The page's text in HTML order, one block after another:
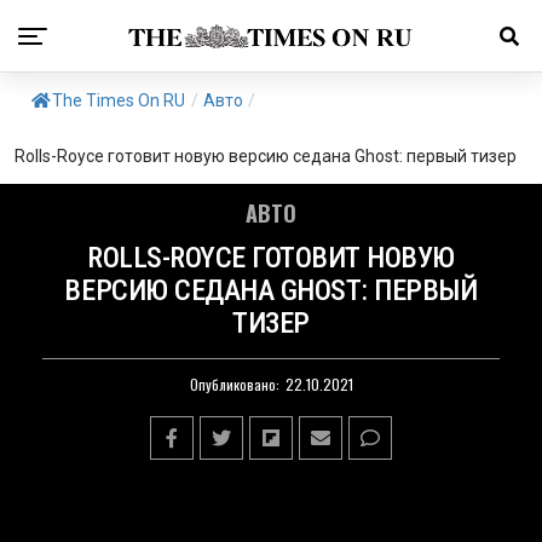
The Times On RU / Авто /
Rolls-Royce готовит новую версию седана Ghost: первый тизер
АВТО
ROLLS-ROYCE ГОТОВИТ НОВУЮ
ВЕРСИЮ СЕДАНА GHOST: ПЕРВЫЙ
ТИЗЕР
Опубликовано: 22.10.2021